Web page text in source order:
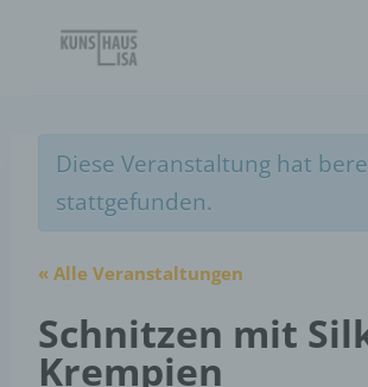
Diese Veranstaltung hat
stattgefunden.
« Alle Veranstaltungen
Schnitzen mit
Krempien